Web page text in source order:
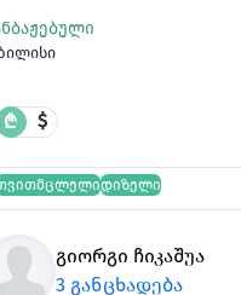
₾ $
დიზელი
გიორგი ჩიკაშუა
3 განცხადება